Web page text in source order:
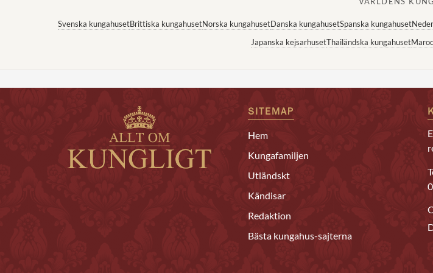
Svenska kungahusetBrittiska kungahusetNorska kungahusetDanska kungahusetSpanska kungahuset
Japanska kejsarhusetThailändska kungahuset
SITEMAP
Hem
Kungafamiljen
Utländskt
Kändisar
Redaktion
Bästa kungahus-sajterna